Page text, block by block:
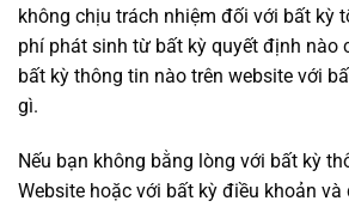
không chịu trách nhiệm đối với bất kỳ
phí phát sinh từ bất kỳ quyết định nào
bất kỳ thông tin nào trên website với
gì.
Nếu bạn không bằng lòng với bất kỳ
Website hoặc với bất kỳ điều khoản